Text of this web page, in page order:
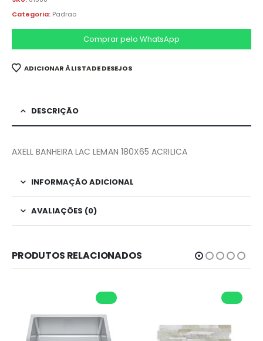
Categoria: Padrao
Comprar pelo WhatsApp
ADICIONAR À LISTA DE DESEJOS
DESCRIÇÃO
AXELL BANHEIRA LAC LEMAN 180X65 ACRILICA
INFORMAÇÃO ADICIONAL
AVALIAÇÕES (0)
PRODUTOS RELACIONADOS